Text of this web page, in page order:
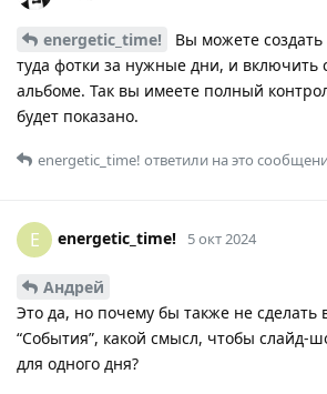
energetic_time!
Вы можете
туда фотки за нужные дни, и включить
альбоме. Так вы имеете полный
будет показано.
energetic_time! ответили на это
E energetic_time! 5 окт 2024
Андрей
Это да, но почему бы также не сделать
“События”, какой смысл, чтобы слайд-
для одного дня?